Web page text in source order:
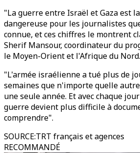
"La guerre entre Israël et Gaza est
dangereuse pour les journalistes
connue, et ces chiffres le montrent
Sherif Mansour, coordinateur du
le Moyen-Orient et l'Afrique du Nord.
"L'armée israélienne a tué plus de
semaines que n'importe quelle
une seule année. Et avec chaque
guerre devient plus difficile à
comprendre".
SOURCE:TRT français et agences
RECOMMANDÉ